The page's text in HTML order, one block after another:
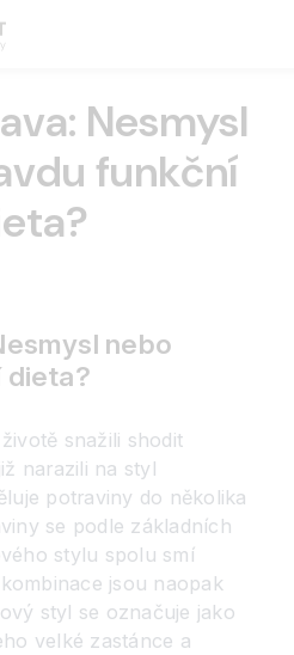
Nesmysl
funkční
nebo
dieta?
snažili shodit
narazili na styl
potraviny do několika
se podle základních
stylu spolu smí
jsou naopak
styl se označuje jako
velké zastánce a